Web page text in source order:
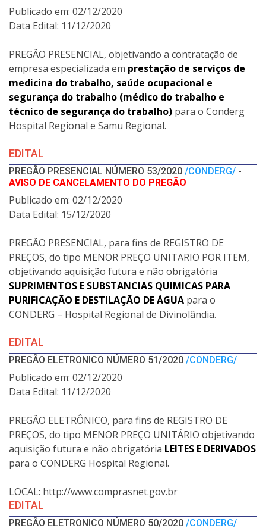
Publicado em: 02/12/2020
Data Edital: 11/12/2020
PREGÃO PRESENCIAL, objetivando a contratação de
empresa especializada em prestação de serviços de
medicina do trabalho, saúde ocupacional e
segurança do trabalho (médico do trabalho e
técnico de segurança do trabalho) para o Conderg
Hospital Regional e Samu Regional.
EDITAL
PREGÃO PRESENCIAL NÚMERO 53/2020 /CONDERG/ -
AVISO DE CANCELAMENTO DO PREGÃO
Publicado em: 02/12/2020
Data Edital: 15/12/2020
PREGÃO PRESENCIAL, para fins de REGISTRO DE
PREÇOS, do tipo MENOR PREÇO UNITARIO POR ITEM,
objetivando aquisição futura e não obrigatória
SUPRIMENTOS E SUBSTANCIAS QUIMICAS PARA
PURIFICAÇÃO E DESTILAÇÃO DE ÁGUA para o
CONDERG – Hospital Regional de Divinolândia.
EDITAL
PREGÃO ELETRONICO NÚMERO 51/2020 /CONDERG/
Publicado em: 02/12/2020
Data Edital: 11/12/2020
PREGÃO ELETRÔNICO, para fins de REGISTRO DE
PREÇOS, do tipo MENOR PREÇO UNITÁRIO objetivando
aquisição futura e não obrigatória LEITES E DERIVADOS
para o CONDERG Hospital Regional.
LOCAL: http://www.comprasnet.gov.br
EDITAL
PREGÃO ELETRONICO NÚMERO 50/2020 /CONDERG/